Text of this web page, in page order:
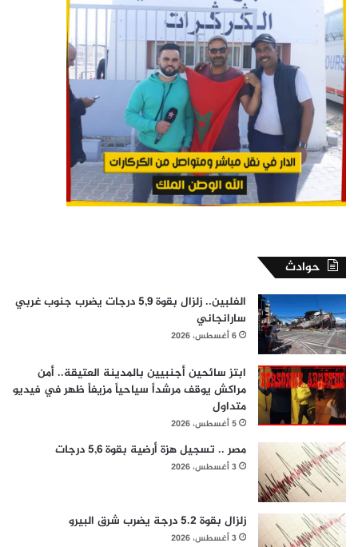
حوادث
الفلبين.. زلزال بقوة 5,9 درجات يضرب جنوب غربي
سارانجاني
6 أغسطس، 2026
ابتز سائحين أجنبيين بالمدينة العتيقة.. أمن
مراكش يوقف مرشداً سياحياً مزيفاً ظهر في فيديو
متداول
5 أغسطس، 2026
مصر .. تسجيل هزة أرضية بقوة 5,6 درجات
3 أغسطس، 2026
زلزال بقوة 5.2 درجة يضرب شرق البيرو
3 أغسطس، 2026